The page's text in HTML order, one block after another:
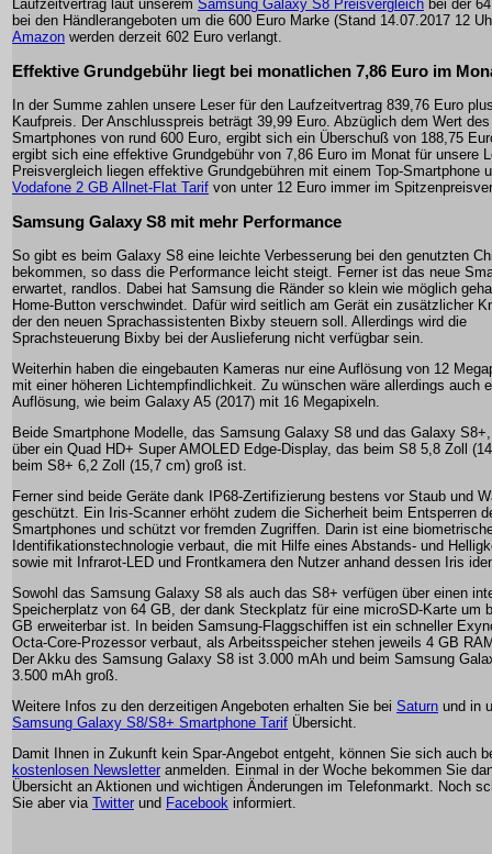
Laufzeitvertrag laut unserem Samsung Galaxy S8 Preisvergleich bei der
bei den Händlerangeboten um die 600 Euro Marke (Stand 14.07.2017 12
Amazon werden derzeit 602 Euro verlangt.
Effektive Grundgebühr liegt bei monatlichen 7,86 Euro im
In der Summe zahlen unsere Leser für den Laufzeitvertrag 839,76 Euro
Kaufpreis. Der Anschlusspreis beträgt 39,99 Euro. Abzüglich dem Wert des
Smartphones von rund 600 Euro, ergibt sich ein Überschuß von 188,75
ergibt sich eine effektive Grundgebühr von 7,86 Euro im Monat für unsere
Preisvergleich liegen effektive Grundgebühren mit einem Top-Smartphone
Vodafone 2 GB Allnet-Flat Tarif von unter 12 Euro immer im
Samsung Galaxy S8 mit mehr Performance
So gibt es beim Galaxy S8 eine leichte Verbesserung bei den genutzten
bekommen, so dass die Performance leicht steigt. Ferner ist das neue
erwartet, randlos. Dabei hat Samsung die Ränder so klein wie möglich
Home-Button verschwindet. Dafür wird seitlich am Gerät ein zusätzlicher
der den neuen Sprachassistenten Bixby steuern soll. Allerdings wird die
Sprachsteuerung Bixby bei der Auslieferung nicht verfügbar sein.
Weiterhin haben die eingebauten Kameras nur eine Auflösung von 12
mit einer höheren Lichtempfindlichkeit. Zu wünschen wäre allerdings auch
Auflösung, wie beim Galaxy A5 (2017) mit 16 Megapixeln.
Beide Smartphone Modelle, das Samsung Galaxy S8 und das Galaxy
über ein Quad HD+ Super AMOLED Edge-Display, das beim S8 5,8 Zoll
beim S8+ 6,2 Zoll (15,7 cm) groß ist.
Ferner sind beide Geräte dank IP68-Zertifizierung bestens vor Staub und
geschützt. Ein Iris-Scanner erhöht zudem die Sicherheit beim Entsperren
Smartphones und schützt vor fremden Zugriffen. Darin ist eine
Identifikationstechnologie verbaut, die mit Hilfe eines Abstands- und
sowie mit Infrarot-LED und Frontkamera den Nutzer anhand dessen Iris
Sowohl das Samsung Galaxy S8 als auch das S8+ verfügen über einen
Speicherplatz von 64 GB, der dank Steckplatz für eine microSD-Karte um
GB erweiterbar ist. In beiden Samsung-Flaggschiffen ist ein schneller
Octa-Core-Prozessor verbaut, als Arbeitsspeicher stehen jeweils 4 GB
Der Akku des Samsung Galaxy S8 ist 3.000 mAh und beim Samsung
3.500 mAh groß.
Weitere Infos zu den derzeitigen Angeboten erhalten Sie bei Saturn und in
Samsung Galaxy S8/S8+ Smartphone Tarif Übersicht.
Damit Ihnen in Zukunft kein Spar-Angebot entgeht, können Sie sich auch
kostenlosen Newsletter anmelden. Einmal in der Woche bekommen Sie
Übersicht an Aktionen und wichtigen Änderungen im Telefonmarkt. Noch
Sie aber via Twitter und Facebook informiert.